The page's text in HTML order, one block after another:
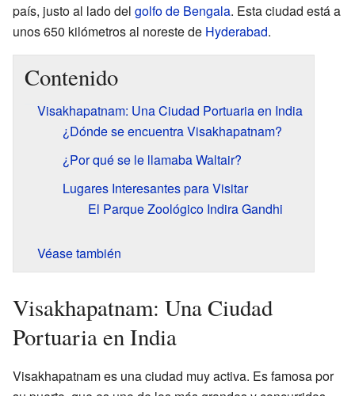
país, justo al lado del golfo de Bengala. Esta ciudad está a
unos 650 kilómetros al noreste de Hyderabad.
Contenido
Visakhapatnam: Una Ciudad Portuaria en India
¿Dónde se encuentra Visakhapatnam?
¿Por qué se le llamaba Waltair?
Lugares Interesantes para Visitar
El Parque Zoológico Indira Gandhi
Véase también
Visakhapatnam: Una Ciudad
Portuaria en India
Visakhapatnam es una ciudad muy activa. Es famosa por